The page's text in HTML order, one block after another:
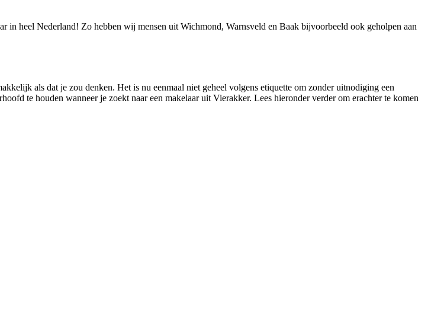
in heel Nederland! Zo hebben wij mensen uit Wichmond, Warnsveld en Baak bijvoorbeeld ook geholpen aan
als dat je zou denken. Het is nu eenmaal niet geheel volgens etiquette om zonder uitnodiging een
te houden wanneer je zoekt naar een makelaar uit Vierakker. Lees hieronder verder om erachter te komen